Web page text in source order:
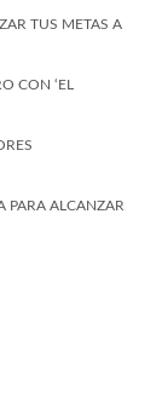
TUS METAS A
CON ‘EL
PARA ALCANZAR